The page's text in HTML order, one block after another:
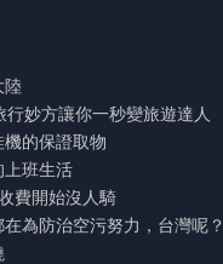
陸
行妙方讓你一秒變旅遊達人
機的保證取物
上班生活
費開始沒人騎
在為防治空污努力，台灣呢？